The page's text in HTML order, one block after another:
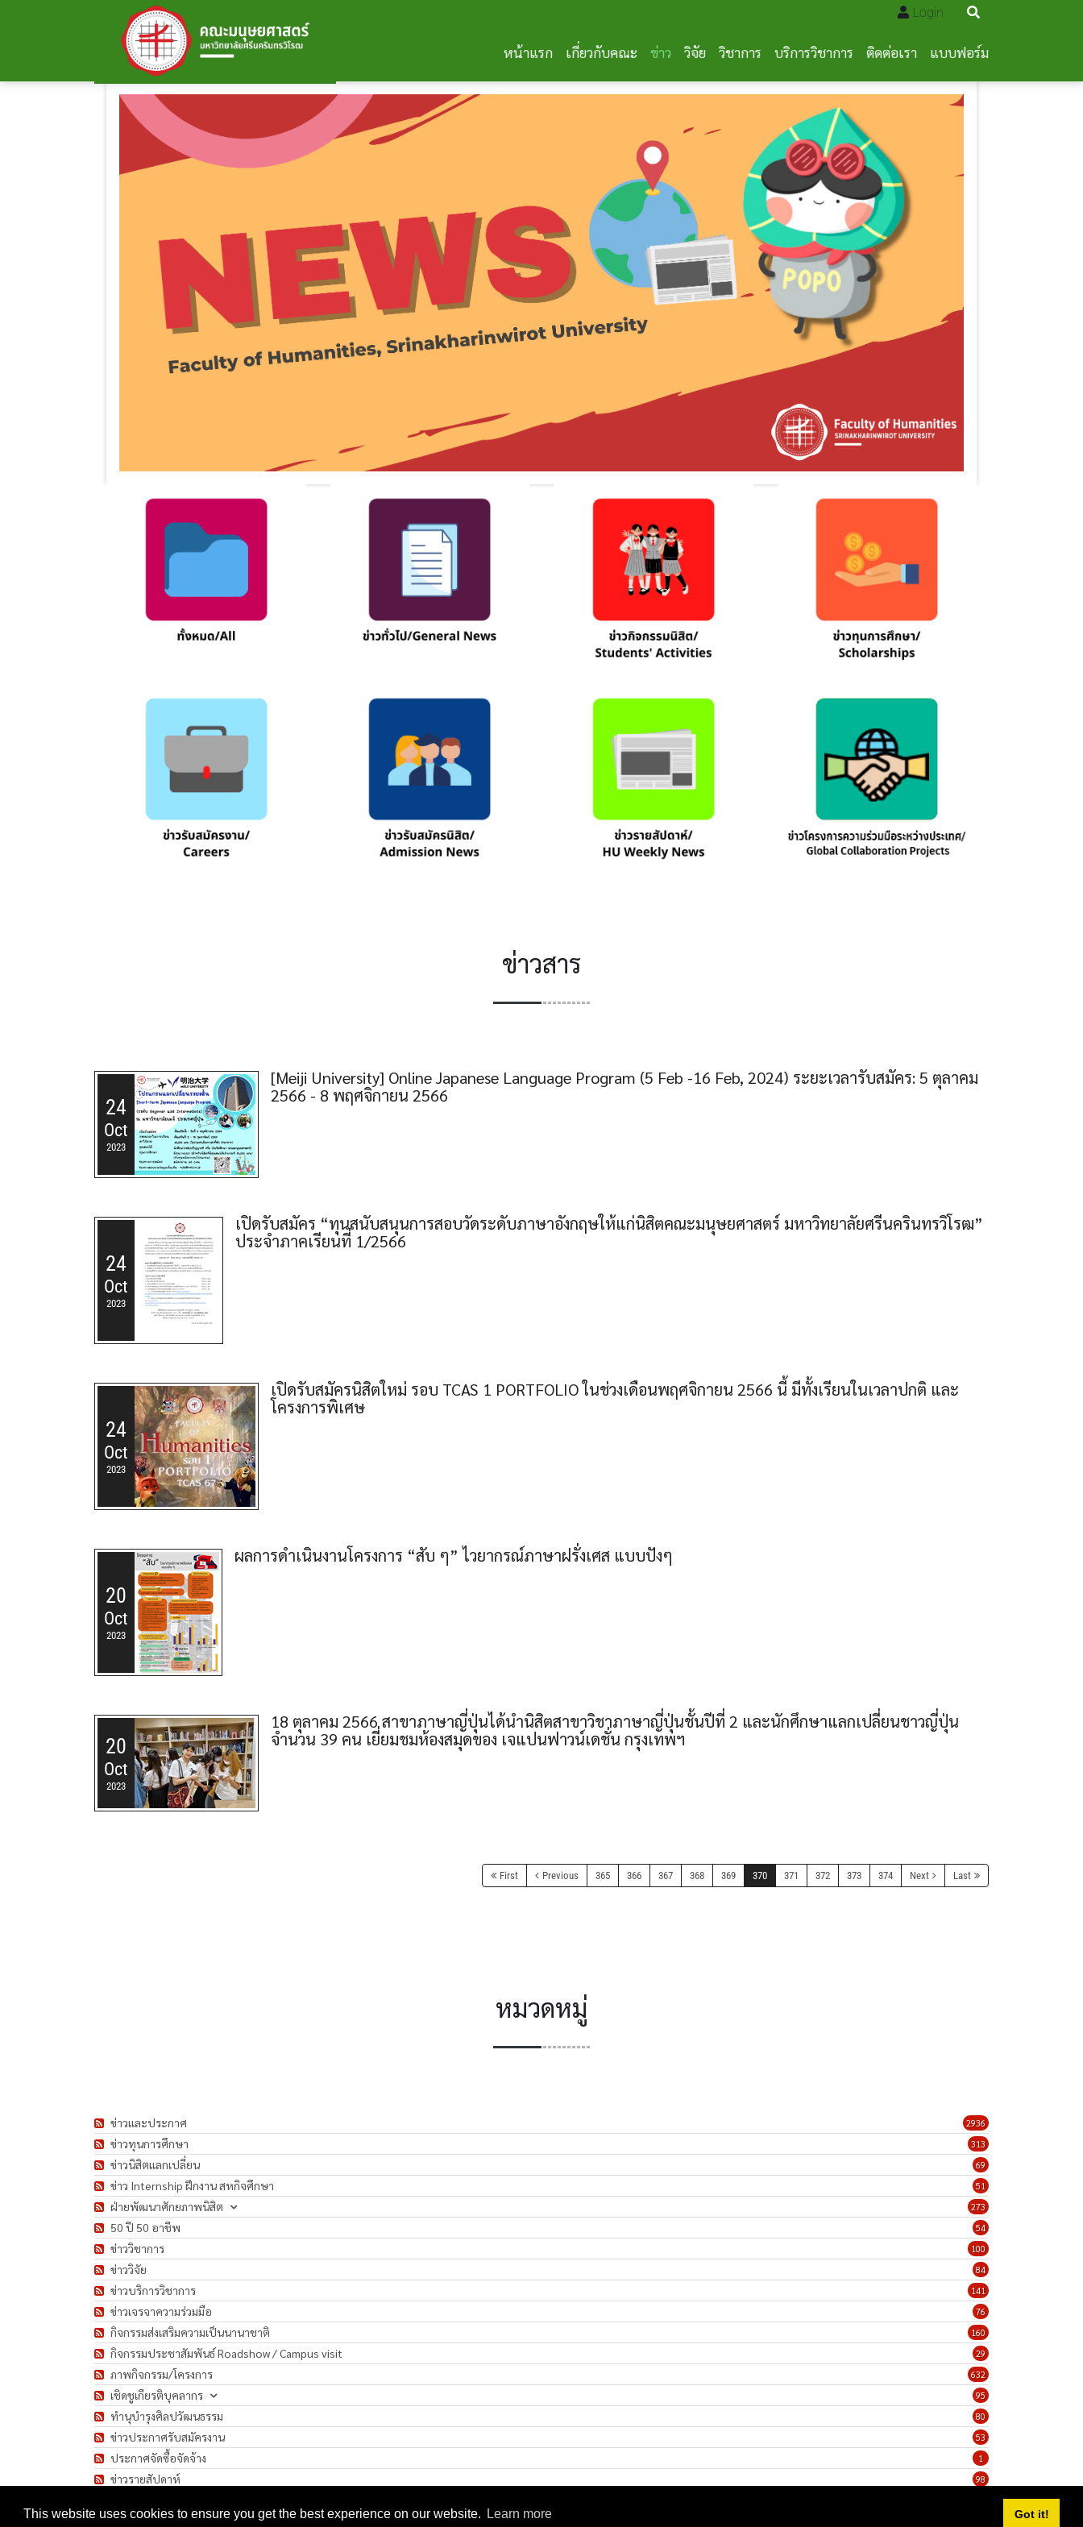
This website uses cookies to ensure you get the best experience on our website. Learn more Got it!
Login
หน้าแรก เกี่ยวกับคณะ ข่าว วิจัย วิชาการ บริการวิชาการ ติดต่อเรา แบบฟอร์ม
ข่าวสาร
24
Oct
2023
[Meiji University] Online Japanese Language Program (5 Feb -16 Feb, 2024) ระยะเวลารับสมัคร: 5 ตุลาคม
2566 - 8 พฤศจิกายน 2566
24
Oct
2023
เปิดรับสมัคร “ทุนสนับสนุนการสอบวัดระดับภาษาอังกฤษให้แก่นิสิตคณะมนุษยศาสตร์ มหาวิทยาลัยศรีนครินทรวิโรฒ”
ประจำภาคเรียนที่ 1/2566
24
Oct
2023
เปิดรับสมัครนิสิตใหม่ รอบ TCAS 1 PORTFOLIO ในช่วงเดือนพฤศจิกายน 2566 นี้ มีทั้งเรียนในเวลาปกติ และ
โครงการพิเศษ
20
Oct
2023
ผลการดำเนินงานโครงการ “สับ ๆ” ไวยากรณ์ภาษาฝรั่งเศส แบบปังๆ
20
Oct
2023
18 ตุลาคม 2566 สาขาภาษาญี่ปุ่นได้นำนิสิตสาขาวิชาภาษาญี่ปุ่นชั้นปีที่ 2 และนักศึกษาแลกเปลี่ยนชาวญี่ปุ่น
จำนวน 39 คน เยี่ยมชมห้องสมุดของ เจแปนฟาวน์เดชั่น กรุงเทพฯ
First Previous 365 366 367 368 369 370 371 372 373 374 Next Last
หมวดหมู่
2936
ข่าวและประกาศ
313
ข่าวทุนการศึกษา
69
ข่าวนิสิตแลกเปลี่ยน
51
ข่าว Internship ฝึกงาน สหกิจศึกษา
273
ฝ่ายพัฒนาศักยภาพนิสิต
54
50 ปี 50 อาชีพ
100
ข่าววิชาการ
84
ข่าววิจัย
141
ข่าวบริการวิชาการ
76
ข่าวเจรจาความร่วมมือ
160
กิจกรรมส่งเสริมความเป็นนานาชาติ
29
กิจกรรมประชาสัมพันธ์ Roadshow / Campus visit
632
ภาพกิจกรรม/โครงการ
95
เชิดชูเกียรติบุคลากร
80
ทำนุบำรุงศิลปวัฒนธรรม
53
ข่าวประกาศรับสมัครงาน
1
ประกาศจัดซื้อจัดจ้าง
98
ข่าวรายสัปดาห์